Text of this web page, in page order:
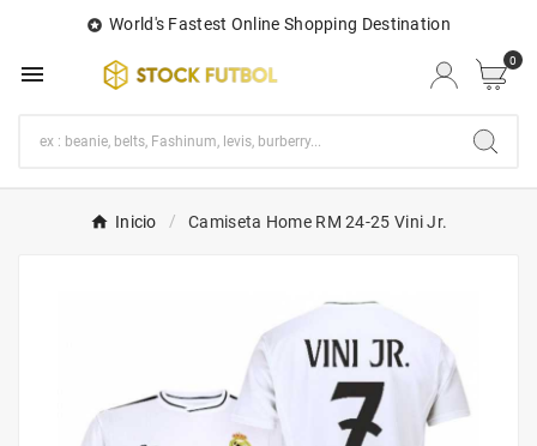
 World's Fastest Online Shopping Destination
 0
Inicio Camiseta Home RM 24-25 Vini Jr.